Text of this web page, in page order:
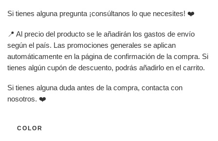
Si tienes alguna pregunta ¡consúltanos lo que necesites! ❤️
📍 Al precio del producto se le añadirán los gastos de envío
según el país. Las promociones generales se aplican
automáticamente en la página de confirmación de la compra. Si
tienes algún cupón de descuento, podrás añadirlo en el carrito.
Si tienes alguna duda antes de la compra, contacta con
nosotros. ❤️
COLOR